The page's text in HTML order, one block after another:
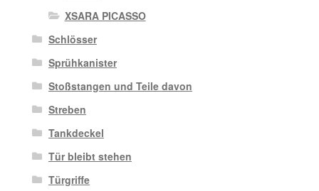
XSARA PICASSO
Schlösser
Sprühkanister
Stoßstangen und Teile davon
Streben
Tankdeckel
Tür bleibt stehen
Türgriffe